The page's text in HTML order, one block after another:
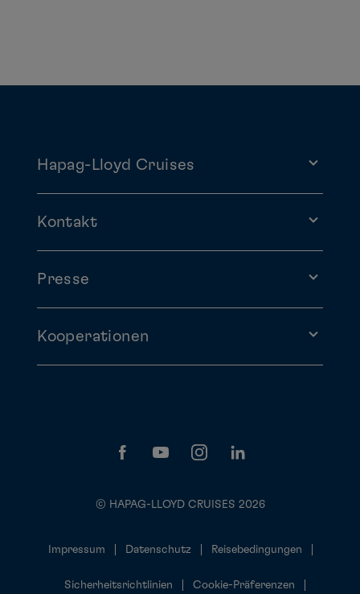
Hapag-Lloyd Cruises
Kontakt
Presse
Kooperationen
© HAPAG-LLOYD CRUISES 2026
Impressum Datenschutz Reisebedingungen
Sicherheitsrichtlinien Cookie-Präferenzen